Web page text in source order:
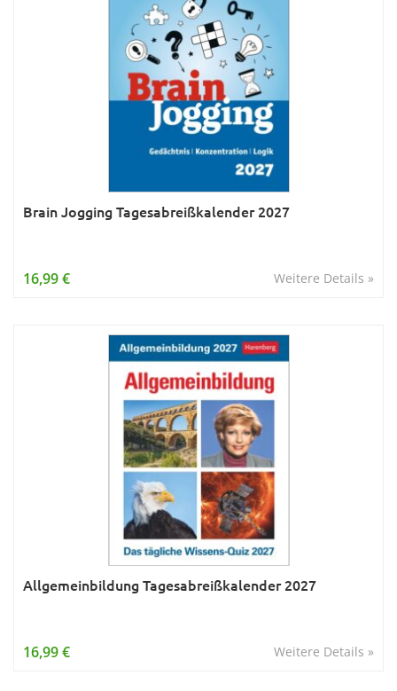
Brain Jogging Tagesabreißkalender 2027
Weitere Details »
16,99 €
Allgemeinbildung Tagesabreißkalender 2027
Weitere Details »
16,99 €